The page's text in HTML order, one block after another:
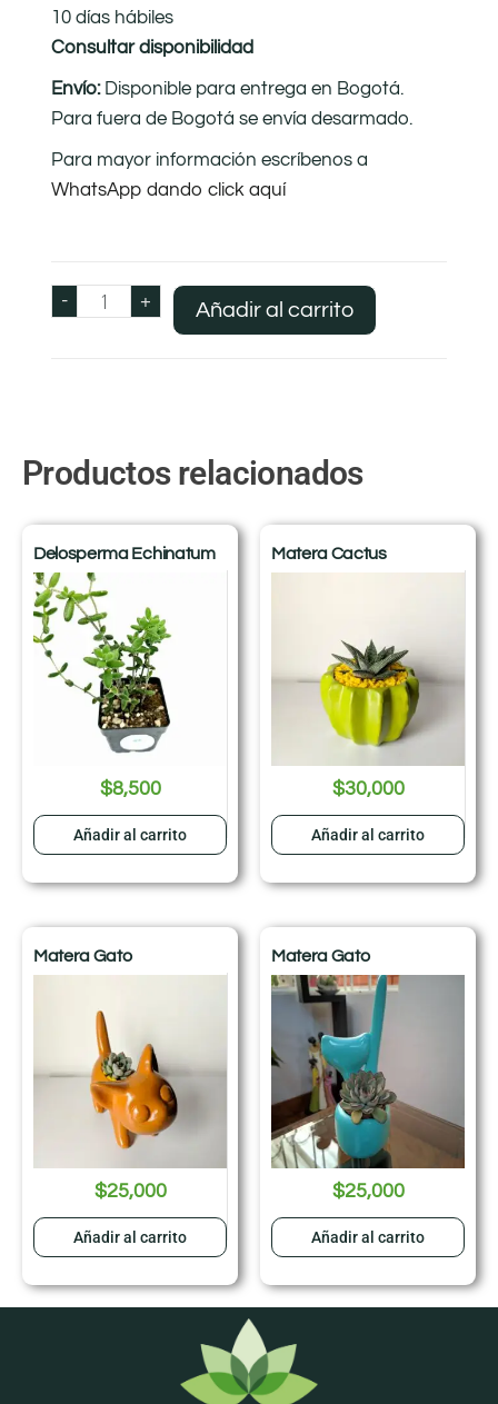
10 días hábiles
Consultar disponibilidad
Envío: Disponible para entrega en Bogotá.
Para fuera de Bogotá se envía desarmado.
Para mayor información escríbenos a
WhatsApp dando click aquí
- + Añadir al carrito
Productos relacionados
Delosperma Echinatum
$8,500
Añadir al carrito
Matera Cactus
$30,000
Añadir al carrito
Matera Gato
$25,000
Añadir al carrito
Matera Gato
$25,000
Añadir al carrito